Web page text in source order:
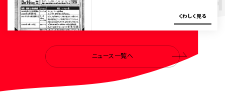
くわ しく 見る
ニュース一覧へ